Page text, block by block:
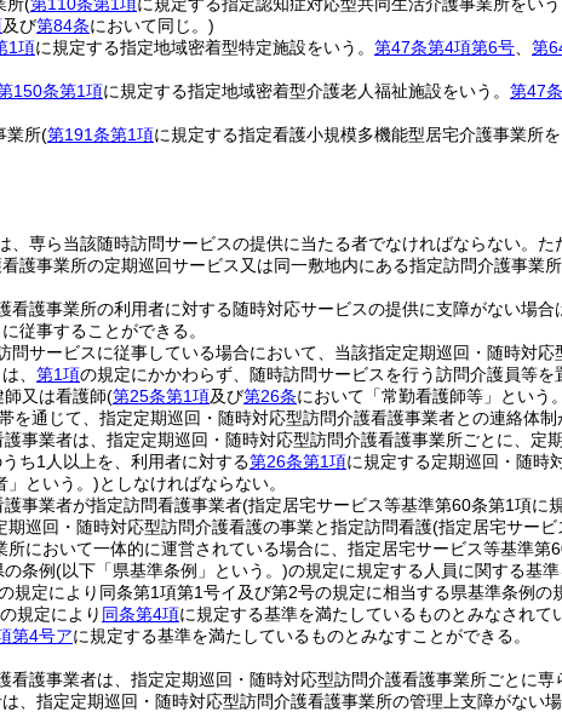
及び第84条において同じ。)
1項に規定する指定地域密着型特定施設をいう。 第47条第4項第6号 第
150条第1項に規定する指定地域密着型介護老人福祉施設をいう。 第47
業所(第191条第1項に規定する指定看護小規模多機能型居宅介護事業所を
専ら当該随時訪問サービスの提供に当たる者でなければならない。 た
護事業所の定期巡回サービス又は同一敷地内にある指定訪問介護事業
護事業所の利用者に対する随時対応サービスの提供に支障がない場合
従事することができる。
問サービスに従事している場合において、当該指定定期巡回・随時対
、 第1項の規定にかかわらず、随時訪問サービスを行う訪問介護員等を
又は看護師(第25条第1項及び第26条において「常勤看護師等」という
を通じて、指定定期巡回・随時対応型訪問介護看護事業者との連絡体制
事業者は、指定定期巡回・随時対応型訪問介護看護事業所ごとに、定
ち1人以上を、利用者に対する第26条第1項に規定する定期巡回・随時
」という。)としなければならない。
事業者が指定訪問看護事業者(指定居宅サービス等基準第60条第1項に
巡回・随時対応型訪問介護看護の事業と指定訪問看護(指定居宅サー
所において一体的に運営されている場合に、指定居宅サービス等基準
条例(以下「県基準条例」という。)の規定に規定する人員に関する基
規定により同条第1項第1号イ及び第2号の規定に相当する県基準条例の
の規定により 同条第4項に規定する基準を満たしているものとみなされて
第4号アに規定する基準を満たしているものとみなすことができる。
看護事業者は、指定定期巡回・随時対応型訪問介護看護事業所ごとに
、指定定期巡回・随時対応型訪問介護看護事業所の管理上支障がない